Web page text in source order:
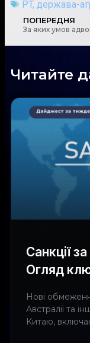
PT, держава-
ПОПЕРЕДНЯ
Читайте
Санкції
Огляд
Нові
Австралії та
Китаю,